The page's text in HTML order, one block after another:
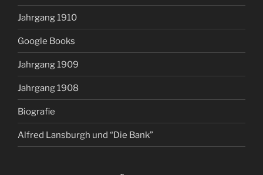
Jahrgang 1910
Google Books
Jahrgang 1909
Jahrgang 1908
Biografie
Alfred Lansburgh und “Die Bank”